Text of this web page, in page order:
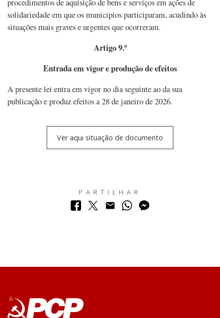
solidariedade em que os municípios participaram, acudindo às
situações mais graves e urgentes que ocorreram.
Artigo 9.º
Entrada em vigor e produção de efeitos
A presente lei entra em vigor no dia seguinte ao da sua
publicação e produz efeitos a 28 de janeiro de 2026.
Ver aqui situação de documento
PARTILHAR